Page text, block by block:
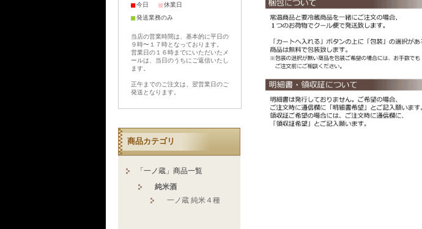
■ 今日 ■ 休業日
■ 発送業務のみ
当店の営業時間は、基本的に平日の
９時〜１７時となっております。
営業日の１６時までにいただいたメ
ールは、当日のうちにご返信いたし
ます。
正午までのご注文は、翌営業日のご
発送となります。
商品カテゴリ
「一ノ蔵」商品一覧
純米酒
一ノ蔵 純米４種